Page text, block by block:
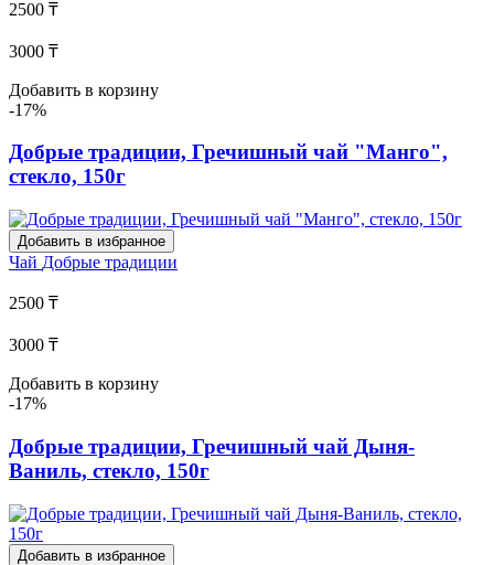
2500 ₸
3000 ₸
Добавить в корзину
-17%
Добрые традиции, Гречишный чай "Манго",
стекло, 150г
Добавить в избранное
Чай Добрые традиции
2500 ₸
3000 ₸
Добавить в корзину
-17%
Добрые традиции, Гречишный чай Дыня-
Ваниль, стекло, 150г
Добавить в избранное